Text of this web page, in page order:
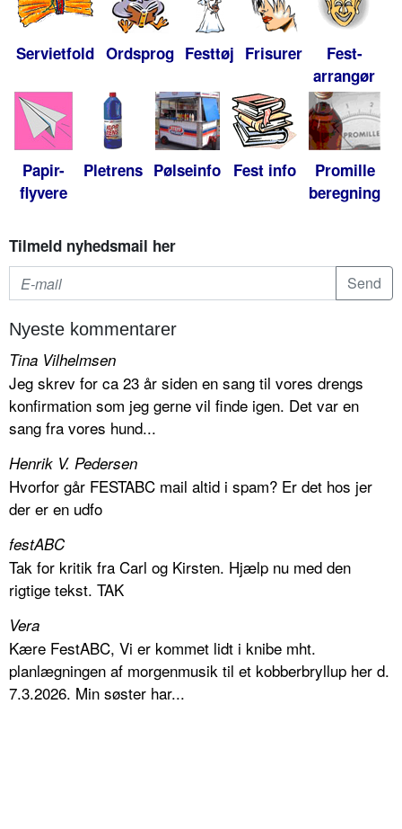
Servietfold Ordsprog Festtøj Frisurer
Fest-
arrangør
Papir-
flyvere
Pletrens Pølseinfo Fest info
Promille
beregning
Tilmeld nyhedsmail her
Nyeste kommentarer
Tina Vilhelmsen
Jeg skrev for ca 23 år siden en sang til vores drengs
konfirmation som jeg gerne vil finde igen. Det var en
sang fra vores hund...
Henrik V. Pedersen
Hvorfor går FESTABC mail altid i spam? Er det hos jer
der er en udfo
festABC
Tak for kritik fra Carl og Kirsten. Hjælp nu med den
rigtige tekst. TAK
Vera
Kære FestABC, Vi er kommet lidt i knibe mht.
planlægningen af morgenmusik til et kobberbryllup her d.
7.3.2026. Min søster har...